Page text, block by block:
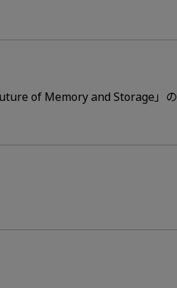
of Memory and Storage」の